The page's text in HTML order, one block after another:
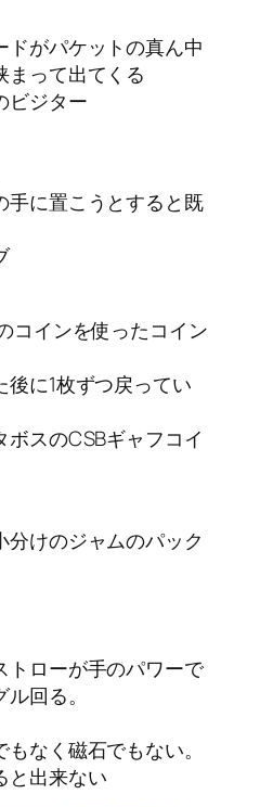
がパケットの真ん中
まって出てくる
ビジター
手に置こうとすると既
コインを使ったコイン
に1枚ずつ戻ってい
スのCSBギャフコイ
けのジャムのパック
トローが手のパワーで
回る。
なく磁石でもない。
と出来ない